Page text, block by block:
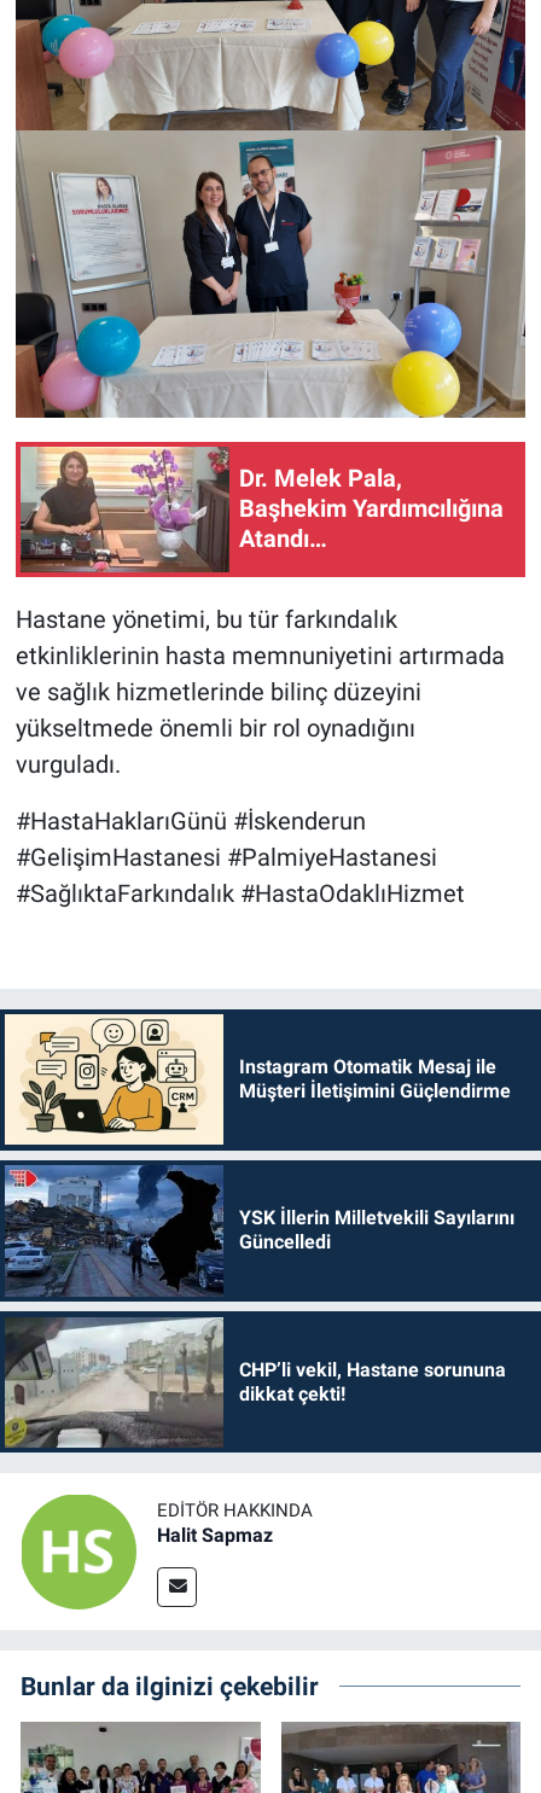
Dr. Melek Pala,
Başhekim Yardımcılığına
Atandı…
Hastane yönetimi, bu tür farkındalık
etkinliklerinin hasta memnuniyetini artırmada
ve sağlık hizmetlerinde bilinç düzeyini
yükseltmede önemli bir rol oynadığını
vurguladı.
#HastaHaklarıGünü #İskenderun
#GelişimHastanesi #PalmiyeHastanesi
#SağlıktaFarkındalık #HastaOdaklıHizmet
Instagram Otomatik Mesaj ile
Müşteri İletişimini Güçlendirme
YSK İllerin Milletvekili Sayılarını
Güncelledi
CHP’li vekil, Hastane sorununa
dikkat çekti!
EDITÖR HAKKINDA
Halit Sapmaz
Bunlar da ilginizi çekebilir